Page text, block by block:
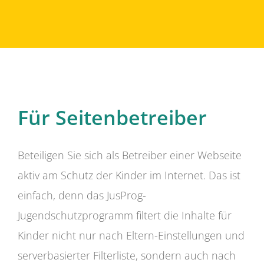
Für Seitenbetreiber
Beteiligen Sie sich als Betreiber einer Webseite
aktiv am Schutz der Kinder im Internet. Das ist
einfach, denn das JusProg-
Jugendschutzprogramm filtert die Inhalte für
Kinder nicht nur nach Eltern-Einstellungen und
serverbasierter Filterliste, sondern auch nach